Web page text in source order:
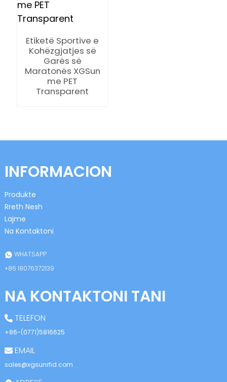
Etiketë Sportive e
Kohëzgjatjes së
Garës së
Maratonës XGSun
me PET
Transparent
INFORMACION
Produkte
Rreth Nesh
Lajme
Na Kontaktoni
WHATSAPP
+86 18076372139
NA KONTAKTONI TANI
TELEFON
+86-(0771)5816625
EMAIL
sales@xgsunrfid.com